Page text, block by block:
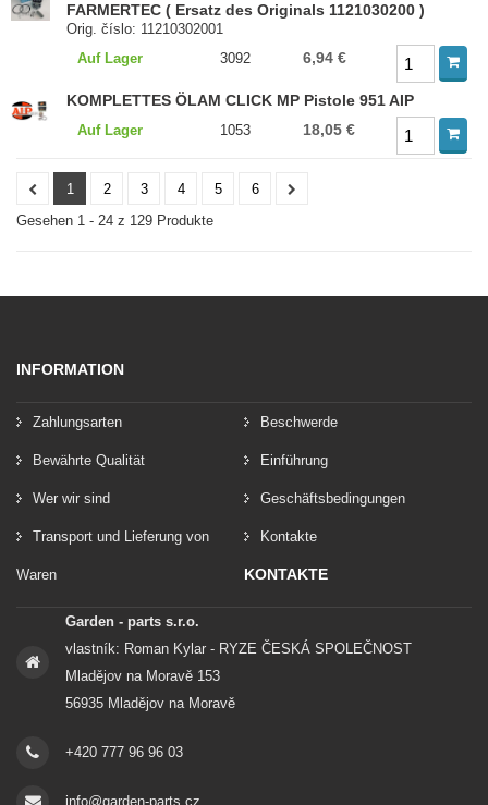
FARMERTEC ( Ersatz des Originals 1121030200 )
Orig. číslo: 11210302001
Auf Lager
3092 6,94 €
KOMPLETTES ÖLAM CLICK MP Pistole 951 AIP
Auf Lager 1053 18,05 €
1 2 3 4 5
6
Gesehen 1 - 24 z 129 Produkte
INFORMATION
Zahlungsarten Beschwerde
Bewährte Qualität Einführung
Wer wir sind Geschäftsbedingungen
Transport und Lieferung von
Waren
Kontakte
KONTAKTE
Garden - parts s.r.o.
vlastník: Roman Kylar - RYZE ČESKÁ SPOLEČNOST
Mladějov na Moravě 153
56935 Mladějov na Moravě
+420 777 96 96 03
info@garden-parts.cz